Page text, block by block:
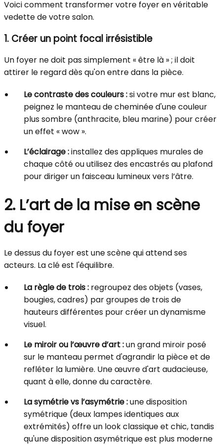
Voici comment transformer votre foyer en véritable
vedette de votre salon.
1. Créer un point focal irrésistible
Un foyer ne doit pas simplement « être là » ; il doit
attirer le regard dès qu'on entre dans la pièce.
Le contraste des couleurs :si votre mur est blanc,
peignez le manteau de cheminée d'une couleur
plus sombre (anthracite, bleu marine) pour créer
un effet « wow ».
L’éclairage :installez des appliques murales de
chaque côté ou utilisez des encastrés au plafond
pour diriger un faisceau lumineux vers l’âtre.
2. L’art de la mise en scène
du foyer
Le dessus du foyer est une scène qui attend ses
acteurs. La clé est l'équilibre.
La règle de trois : regroupez des objets (vases,
bougies, cadres) par groupes de trois de
hauteurs différentes pour créer un dynamisme
visuel.
Le miroir ou l’œuvre d’art :un grand miroir posé
sur le manteau permet d'agrandir la pièce et de
refléter la lumière. Une œuvre d'art audacieuse,
quant à elle, donne du caractère.
La symétrie vs l’asymétrie :une disposition
symétrique (deux lampes identiques aux
extrémités) offre un look classique et chic, tandis
qu'une disposition asymétrique est plus moderne